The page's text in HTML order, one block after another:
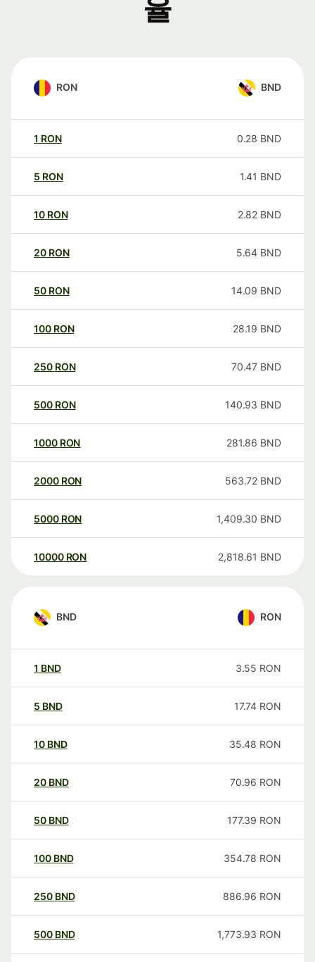
율
RON BND
1 RON 0.28 BND
5 RON 1.41 BND
10 RON 2.82 BND
20 RON 5.64 BND
50 RON 14.09 BND
100 RON 28.19 BND
250 RON 70.47 BND
500 RON 140.93 BND
1000 RON 281.86 BND
2000 RON 563.72 BND
5000 RON 1,409.30 BND
10000 RON 2,818.61 BND
BND RON
1 BND 3.55 RON
5 BND 17.74 RON
10 BND 35.48 RON
20 BND 70.96 RON
50 BND 177.39 RON
100 BND 354.78 RON
250 BND 886.96 RON
500 BND 1,773.93 RON